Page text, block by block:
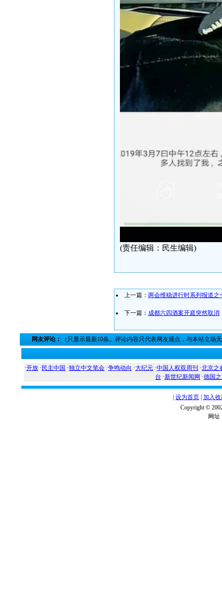
(责任编辑：民生编辑)
上一篇： 两会维稳进行时系列报道之
下一篇： 成都六四酒案开庭突然取消
网友评论： （只显示最新10条。评论内容只代表网友观点，与本站立场
·开放 · 民主中国 ·独立中文笔会 ·争鸣动向 ·大纪元 ·中国人权双周刊 ·北京之
台 ·新世纪新闻网 ·德国
设为首页 加入
Copyright ©
网址